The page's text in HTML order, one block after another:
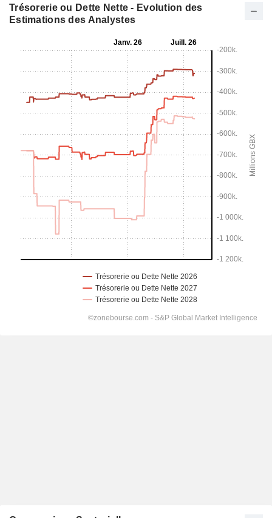
Trésorerie ou Dette Nette - Evolution des
Estimations des Analystes